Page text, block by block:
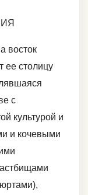
восток
ее столицу
с
культурой и
и кочевыми